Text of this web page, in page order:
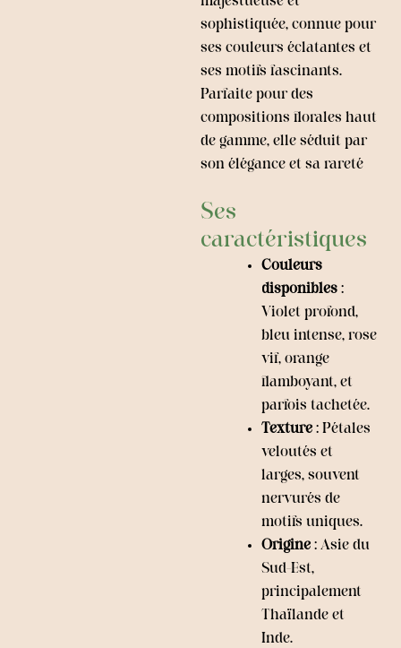
sophistiquée, connue pour
ses couleurs éclatantes et
ses motifs fascinants.
Parfaite pour des
compositions florales haut
de gamme, elle séduit par
son élégance et sa rareté
Ses
caractéristiques
Couleurs
disponibles :
Violet profond,
bleu intense, rose
vif, orange
flamboyant, et
parfois tachetée.
Texture : Pétales
veloutés et
larges, souvent
nervurés de
motifs uniques.
Origine : Asie du
Sud-Est,
principalement
Thaïlande et
Inde.